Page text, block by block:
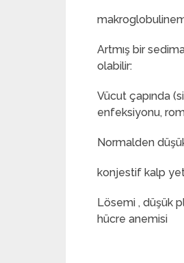
Artmış bir
olabilir:
Vücut çapında
enfeksiyonu,
Normalden
konjestif kalp
Lösemi , düşük
hücre anemisi